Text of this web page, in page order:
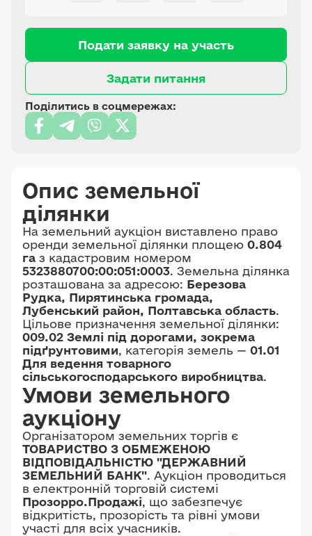
Подати заявку на участь
Задати питання
Поділитись в соцмережах:
Опис земельної
ділянки
На земельний аукціон виставлено право
оренди земельної ділянки площею 0.804
га з кадастровим номером
5323880700:00:051:0003. Земельна ділянка
розташована за адресою: Березова
Рудка, Пирятинська громада,
Лубенський район, Полтавська область.
Цільове призначення земельної ділянки:
009.02 Землі під дорогами, зокрема
підґрунтовими, категорія земель — 01.01
Для ведення товарного
сільськогосподарського виробництва.
Умови земельного
аукціону
Організатором земельних торгів є
ТОВАРИСТВО З ОБМЕЖЕНОЮ
ВІДПОВІДАЛЬНІСТЮ "ДЕРЖАВНИЙ
ЗЕМЕЛЬНИЙ БАНК". Аукціон проводиться
в електронній торговій системі
Прозорро.Продажі, що забезпечує
відкритість, прозорість та рівні умови
участі для всіх учасників.